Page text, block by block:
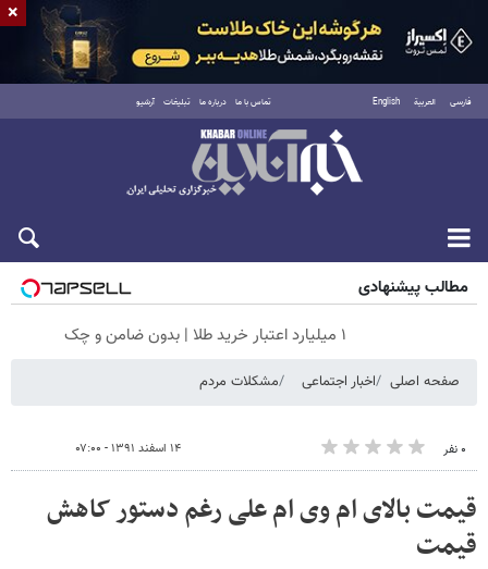
فارسی العربية English تماس با ما درباره ما تبلیغات آرشیو
شنبه ۱۷ مرداد ۱۴۰۵
مطالب پیشنهادی
۱ میلیارد اعتبار خرید طلا | بدون ضامن و چک
صفحه اصلی اخبار اجتماعی مشکلات مردم
۰ نفر ۱۴ اسفند ۱۳۹۱ - ۰۷:۰۰
قیمت بالای ام وی ام علی رغم دستور کاهش
قیمت
×